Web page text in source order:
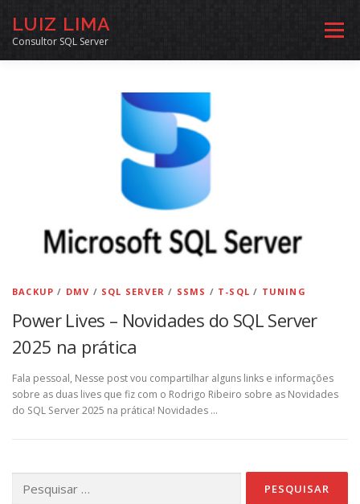
LUIZ LIMA
Consultor SQL Server
Menu
CURSOS
ARQUIVO LINKS COMUNIDADE
CONTATO
BACKUP / DMV / SQL SERVER / SSMS / T-SQL / TUNING
Power Lives – Novidades do SQL Server
2025 na prática
Fala pessoal, Nesse post vou compartilhar alguns links e informações
sobre as duas lives que fiz com o Rodrigo Ribeiro sobre as Novidades
do SQL Server 2025 na prática! Novidades …
por: